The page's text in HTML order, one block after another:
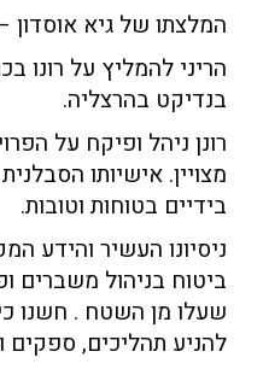
המלצתו של גיא אוסדון
הריני להמליץ על רונו
בנדיקט בהרצליה.
רונן ניהל ופיקח על
מצויין. אישיותו
בידיים בטוחות וטובות.
ניסיונו העשיר והידע
ביטוח בניהול משברים
שעלו מן השטח . חשנו
להניע תהליכים,